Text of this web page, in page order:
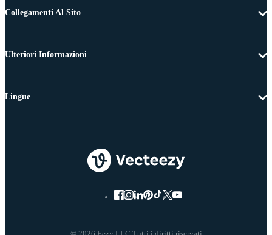
Collegamenti Al Sito
Ulteriori Informazioni
Lingue